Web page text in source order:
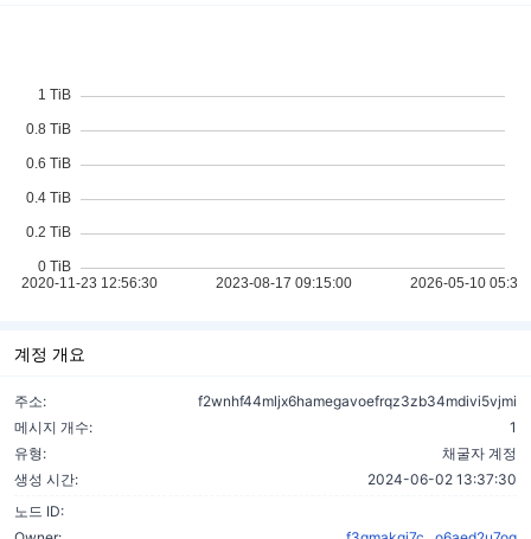
계정 개요
주소:
f2wnhf44mljx6hamegavoefrqz3zb34mdivi5vjmi
메시지 개수:
1
유형:
채굴자 계정
생성 시간:
2024-06-02 13:37:30
노드 ID: